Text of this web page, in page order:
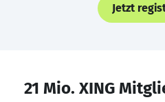
Jetzt
21 Mio. XING